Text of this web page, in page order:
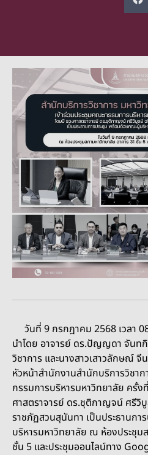
วันที่ 9 กรกฎาคม 2568 เวลา
นำโดย อาจารย์ ดร.ปัญญดา จันท
วิชาการ และนางสาวเสาวลักษณ์
หัวหน้าสำนักงานสำนักบริการวิชา
กรรมการบริหารมหาวิทยาลัย ครั้
ศาสตราจารย์ ดร.ชุติกาญจน์ ศรีวิ
ราชภัฏสวนสุนันทา เป็นประธานก
บริหารมหาวิทยาลัย ณ ห้องประชุม
ชั้น 5 และประชุมออนไลน์ทาง